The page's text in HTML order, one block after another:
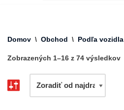
Domov \ Obchod \ Podľa vozidla
Zobrazených 1–16 z 74 výsledkov